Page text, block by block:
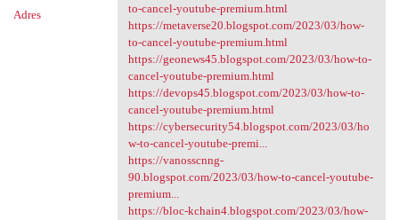
Adres
to-cancel-youtube-premium.html
https://metaverse20.blogspot.com/2023/03/how-
to-cancel-youtube-premium.html
https://geonews45.blogspot.com/2023/03/how-to-
cancel-youtube-premium.html
https://devops45.blogspot.com/2023/03/how-to-
cancel-youtube-premium.html
https://cybersecurity54.blogspot.com/2023/03/ho
w-to-cancel-youtube-premi...
https://vanosscnng-
90.blogspot.com/2023/03/how-to-cancel-youtube-
premium...
https://bloc-kchain4.blogspot.com/2023/03/how-